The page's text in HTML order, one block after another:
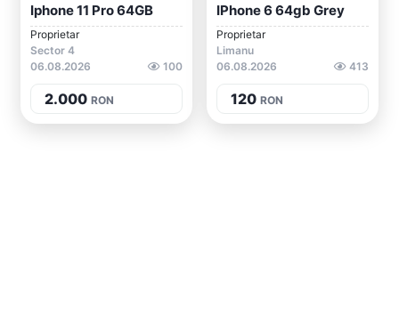
Iphone 11 Pro 64GB
Proprietar
Sector 4
06.08.2026
100
2.000 RON
IPhone 6 64gb Grey
Proprietar
Limanu
06.08.2026
413
120 RON